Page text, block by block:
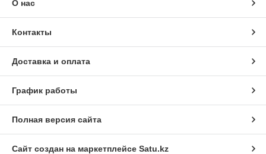
О нас
Контакты
Доставка и оплата
График работы
Полная версия сайта
Сайт создан на маркетплейсе Satu.kz